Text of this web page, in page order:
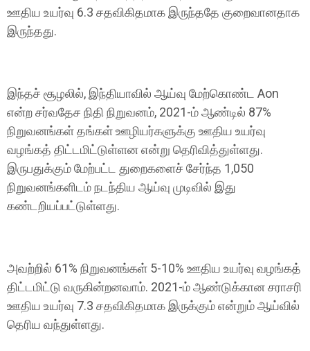
ஊதிய உயர்வு 6.3 சதவிகிதமாக இருந்ததே குறைவானதாக
இருந்தது.
இந்தச் சூழலில், இந்தியாவில் ஆய்வு மேற்கொண்ட Aon
என்ற சர்வதேச நிதி நிறுவனம், 2021-ம் ஆண்டில் 87%
நிறுவனங்கள் தங்கள் ஊழியர்களுக்கு ஊதிய உயர்வு
வழங்கத் திட்டமிட்டுள்ளன என்று தெரிவித்துள்ளது.
இருபதுக்கும் மேற்பட்ட துறைகளைச் சேர்ந்த 1,050
நிறுவனங்களிடம் நடந்திய ஆய்வு முடிவில் இது
கண்டறியப்பட்டுள்ளது.
அவற்றில் 61% நிறுவனங்கள் 5-10% ஊதிய உயர்வு வழங்கத்
திட்டமிட்டு வருகின்றனவாம். 2021-ம் ஆண்டுக்கான சராசரி
ஊதிய உயர்வு 7.3 சதவிகிதமாக இருக்கும் என்றும் ஆய்வில்
தெரிய வந்துள்ளது.